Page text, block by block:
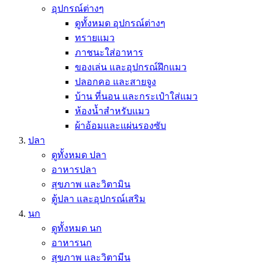
อุปกรณ์ต่างๆ
ดูทั้งหมด อุปกรณ์ต่างๆ
ทรายแมว
ภาชนะใส่อาหาร
ของเล่น และอุปกรณ์ฝึกแมว
ปลอกคอ และสายจูง
บ้าน ที่นอน และกระเป๋าใส่แมว
ห้องน้ำสำหรับแมว
ผ้าอ้อมและแผ่นรองซับ
ปลา
ดูทั้งหมด ปลา
อาหารปลา
สุขภาพ และวิตามิน
ตู้ปลา และอุปกรณ์เสริม
นก
ดูทั้งหมด นก
อาหารนก
สุขภาพ และวิตามีน